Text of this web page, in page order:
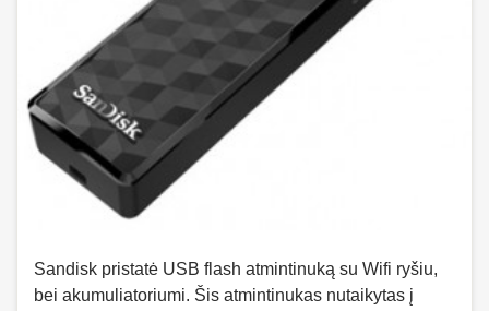
Sandisk pristatė USB flash atmintinuką su Wifi ryšiu,
bei akumuliatoriumi. Šis atmintinukas nutaikytas į